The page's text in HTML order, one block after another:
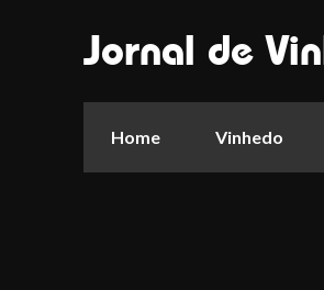
Jornal de
Home Vinhedo